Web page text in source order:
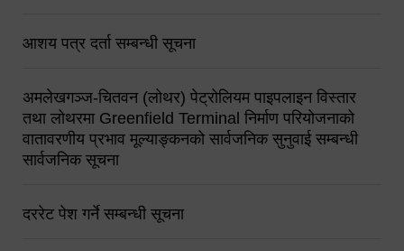
आशय पत्र दर्ता सम्बन्धी सूचना
अमलेखगञ्ज-चितवन (लोथर) पेट्रोलियम पाइपलाइन विस्तार
तथा लोथरमा Greenfield Terminal निर्माण परियोजनाको
वातावरणीय प्रभाव मूल्याङ्कनको सार्वजनिक सुनुवाई सम्बन्धी
सार्वजनिक सूचना
दररेट पेश गर्ने सम्बन्धी सूचना